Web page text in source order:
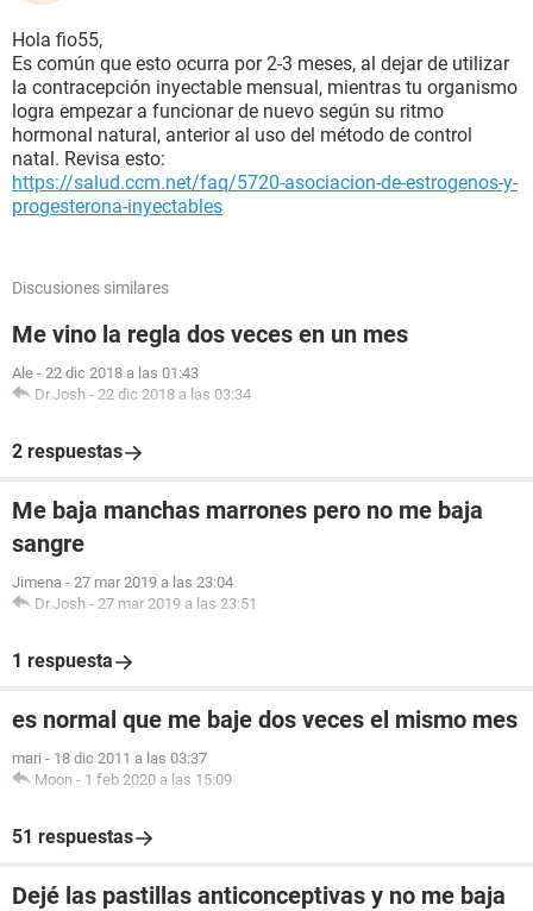
Hola fio55,
Es común que esto ocurra por 2-3 meses, al dejar de utilizar
la contracepción inyectable mensual, mientras tu organismo
logra empezar a funcionar de nuevo según su ritmo
hormonal natural, anterior al uso del método de control
natal. Revisa esto:
https://salud.ccm.net/faq/5720-asociacion-de-estrogenos-y-
progesterona-inyectables
Discusiones similares
Me vino la regla dos veces en un mes
Ale - 22 dic 2018 a las 01:43
Dr.Josh - 22 dic 2018 a las 03:34
2 respuestas
Me baja manchas marrones pero no me baja
sangre
Jimena - 27 mar 2019 a las 23:04
Dr.Josh - 27 mar 2019 a las 23:51
1 respuesta
es normal que me baje dos veces el mismo mes
mari - 18 dic 2011 a las 03:37
Moon - 1 feb 2020 a las 15:09
51 respuestas
Dejé las pastillas anticonceptivas y no me baja